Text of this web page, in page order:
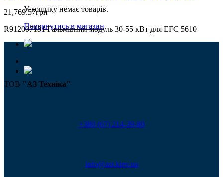
У кошику немає товарів.
Повернутись в магазин
21,769.57грн
R912007181 Гальмівний модуль 30-55 кВт для EFC 5610
ТОВ "АЗ Техніка"
+380 (67) 214-39-80
info@azt.kiev.ua